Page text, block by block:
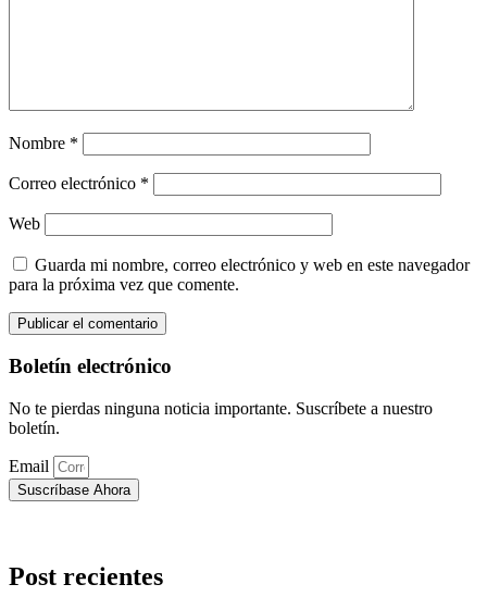
Nombre *
Correo electrónico *
Web
Guarda mi nombre, correo electrónico y web en este navegador
para la próxima vez que comente.
Boletín electrónico
No te pierdas ninguna noticia importante. Suscríbete a nuestro
boletín.
Email
Suscríbase Ahora
Post recientes